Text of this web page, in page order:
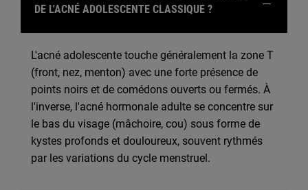
DE L'ACNÉ ADOLESCENTE CLASSIQUE ?
L'acné adolescente touche généralement la zone T
(front, nez, menton) avec une forte présence de
points noirs et de comédons ouverts ou fermés. À
l'inverse, l'acné hormonale adulte se concentre sur
le bas du visage (mâchoire, cou) sous forme de
kystes profonds et douloureux, souvent rythmés
par les variations du cycle menstruel.